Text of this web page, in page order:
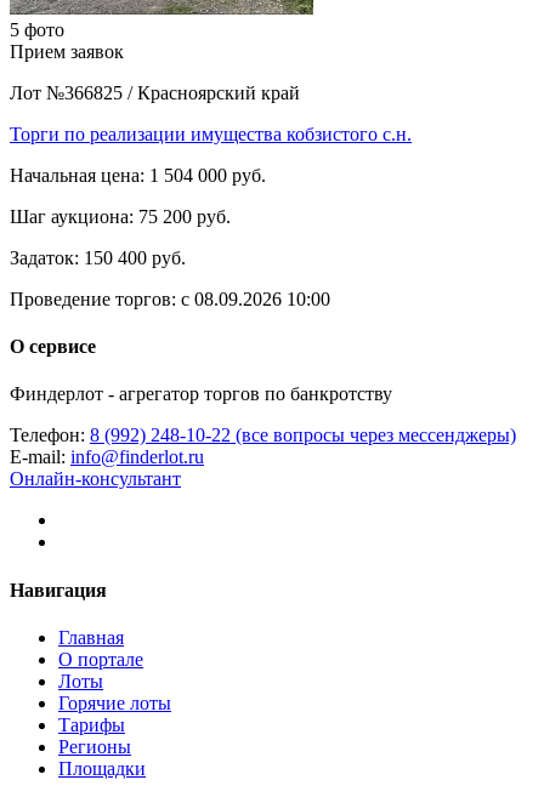
5 фото
Прием заявок
Лот №366825 / Красноярский край
Торги по реализации имущества кобзистого с.н.
Начальная цена: 1 504 000 руб.
Шаг аукциона: 75 200 руб.
Задаток: 150 400 руб.
Проведение торгов: с 08.09.2026 10:00
О сервисе
Финдерлот - агрегатор торгов по банкротству
Телефон: 8 (992) 248-10-22 (все вопросы через мессенджеры)
E-mail: info@finderlot.ru
Онлайн-консультант
Навигация
Главная
О портале
Лоты
Горячие лоты
Тарифы
Регионы
Площадки